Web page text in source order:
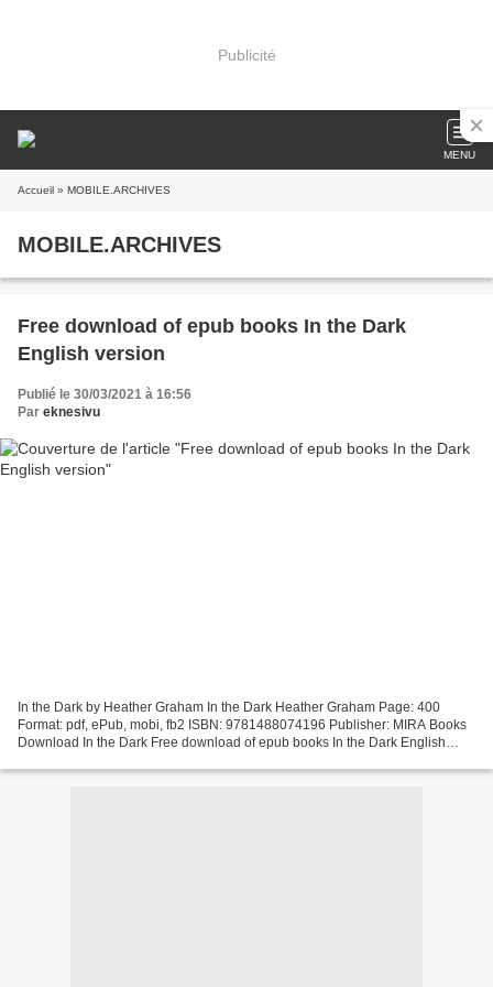
Publicité
MENU
Accueil » MOBILE.ARCHIVES
MOBILE.ARCHIVES
Free download of epub books In the Dark
English version
Publié le 30/03/2021 à 16:56
Par eknesivu
In the Dark by Heather Graham In the Dark Heather Graham Page: 400
Format: pdf, ePub, mobi, fb2 ISBN: 9781488074196 Publisher: MIRA Books
Download In the Dark Free download of epub books In the Dark English